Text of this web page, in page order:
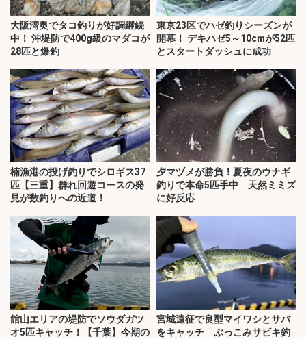
大阪湾奥でタコ釣りが好調継続
中！ 沖堤防で400g級のマダコが
28匹と爆釣
東京23区でハゼ釣りシーズンが
開幕！ デキハゼ5～10cmが52匹
とスタートダッシュに成功
楠漁港の投げ釣りでシロギス37
匹【三重】群れ回遊コースの発
見が数釣りへの近道！
夕マヅメが勝負！夏夜のウナギ
釣りで本命5匹手中 天然ミミズ
に好反応
館山エリアの堤防でソウダガツ
オ5匹キャッチ！【千葉】今期の
宮城遠征で良型マイワシとサバ
をキャッチ ぶっこみサビキ釣